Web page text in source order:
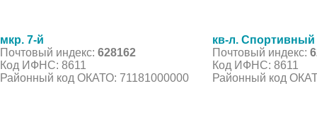
мкр. 7-й
Почтовый индекс: 628162
Код ИФНС: 8611
Районный код ОКАТО: 71181000000
кв-л. Спортивный
Почтовый индекс:
Код ИФНС: 8611
Районный код